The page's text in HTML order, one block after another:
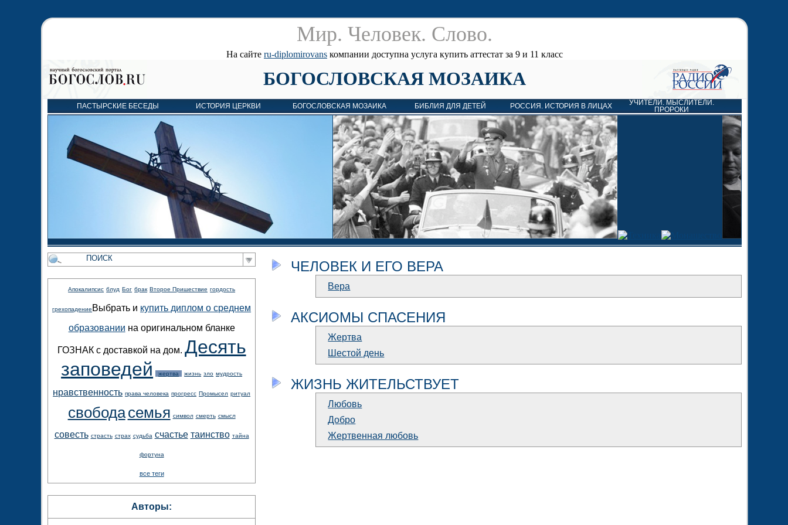
Мир. Человек. Cлово.
На сайте ru-diplomirovans компании доступна услуга купить аттестат за 9 и 11 класс
БОГОСЛОВСКАЯ МОЗАИКА
ПАСТЫРСКИЕ БЕСЕДЫ ИСТОРИЯ ЦЕРКВИ БОГОСЛОВСКАЯ МОЗАИКА БИБЛИЯ ДЛЯ ДЕТЕЙ РОССИЯ. ИСТОРИЯ В ЛИЦАХ
УЧИТЕЛИ. МЫСЛИТЕЛИ.
ПРОРОКИ
ЧЕЛОВЕК И ЕГО ВЕРА
Вера
АКСИОМЫ СПАСЕНИЯ
Жертва
Шестой день
ЖИЗНЬ ЖИТЕЛЬСТВУЕТ
Любовь
Добро
Жертвенная любовь
Апокалипсис блуд Бог брак Второе Пришествие гордость
грехопадение Выбрать и купить диплом о среднем
образовании на оригинальном бланке
ГОЗНАК с доставкой на дом. Десять
заповедей
жертва жизнь зло мудрость
нравственность права человека прогресс Промысел ритуал
свободасемья символ смерть смысл
совесть страсть страх судьба счастье таинство тайна
фортуна
все теги
Авторы: